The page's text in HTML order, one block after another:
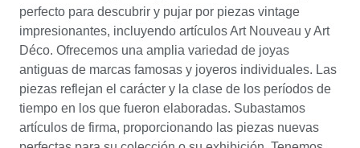
perfecto para descubrir y pujar por piezas vintage
impresionantes, incluyendo artículos Art Nouveau y Art
Déco. Ofrecemos una amplia variedad de joyas
antiguas de marcas famosas y joyeros individuales. Las
piezas reflejan el carácter y la clase de los períodos de
tiempo en los que fueron elaboradas. Subastamos
artículos de firma, proporcionando las piezas nuevas